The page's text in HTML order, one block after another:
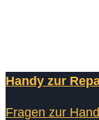
Handy zur
Fragen zur